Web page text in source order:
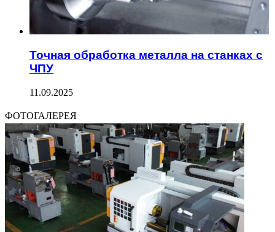
Точная обработка металла на станках с
ЧПУ
11.09.2025
ФОТОГАЛЕРЕЯ